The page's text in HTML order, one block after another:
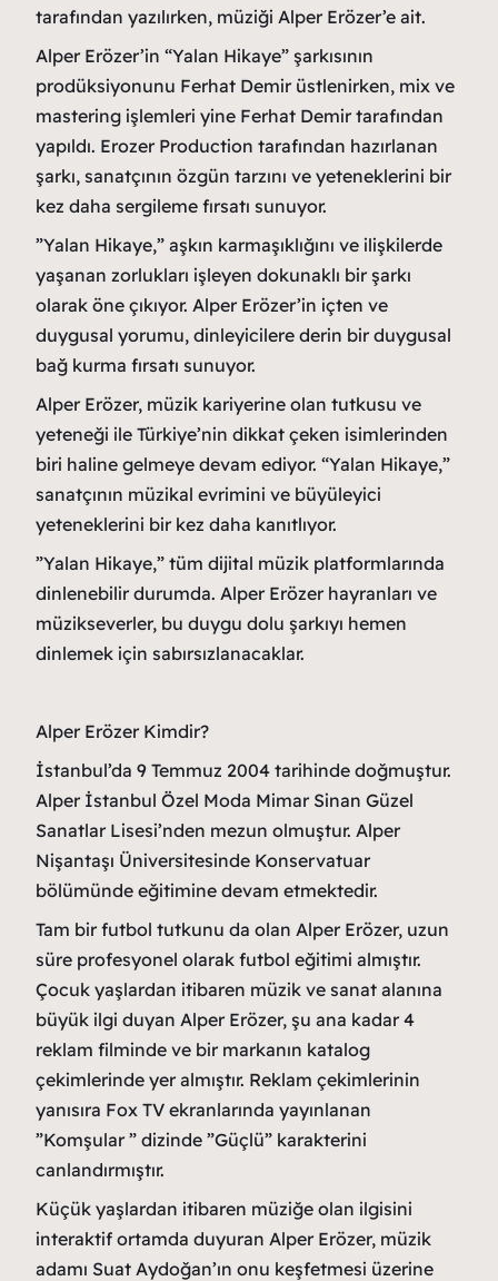
tarafından yazılırken, müziği Alper Erözer’e ait.
Alper Erözer’in “Yalan Hikaye” şarkısının
prodüksiyonunu Ferhat Demir üstlenirken, mix ve
mastering işlemleri yine Ferhat Demir tarafından
yapıldı. Erozer Production tarafından hazırlanan
şarkı, sanatçının özgün tarzını ve yeteneklerini bir
kez daha sergileme fırsatı sunuyor.
”Yalan Hikaye,” aşkın karmaşıklığını ve ilişkilerde
yaşanan zorlukları işleyen dokunaklı bir şarkı
olarak öne çıkıyor. Alper Erözer’in içten ve
duygusal yorumu, dinleyicilere derin bir duygusal
bağ kurma fırsatı sunuyor.
Alper Erözer, müzik kariyerine olan tutkusu ve
yeteneği ile Türkiye’nin dikkat çeken isimlerinden
biri haline gelmeye devam ediyor. “Yalan Hikaye,”
sanatçının müzikal evrimini ve büyüleyici
yeteneklerini bir kez daha kanıtlıyor.
”Yalan Hikaye,” tüm dijital müzik platformlarında
dinlenebilir durumda. Alper Erözer hayranları ve
müzikseverler, bu duygu dolu şarkıyı hemen
dinlemek için sabırsızlanacaklar.
Alper Erözer Kimdir?
İstanbul’da 9 Temmuz 2004 tarihinde doğmuştur.
Alper İstanbul Özel Moda Mimar Sinan Güzel
Sanatlar Lisesi’nden mezun olmuştur. Alper
Nişantaşı Üniversitesinde Konservatuar
bölümünde eğitimine devam etmektedir.
Tam bir futbol tutkunu da olan Alper Erözer, uzun
süre profesyonel olarak futbol eğitimi almıştır.
Çocuk yaşlardan itibaren müzik ve sanat alanına
büyük ilgi duyan Alper Erözer, şu ana kadar 4
reklam filminde ve bir markanın katalog
çekimlerinde yer almıştır. Reklam çekimlerinin
yanısıra Fox TV ekranlarında yayınlanan
”Komşular ” dizinde ”Güçlü” karakterini
canlandırmıştır.
Küçük yaşlardan itibaren müziğe olan ilgisini
interaktif ortamda duyuran Alper Erözer, müzik
adamı Suat Aydoğan’ın onu keşfetmesi üzerine